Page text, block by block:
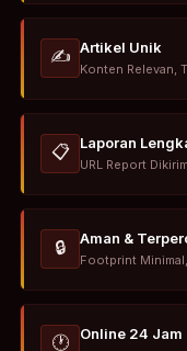
✍️ Artikel Unik
Konten Relevan,
📋 Laporan
URL Report
🔒 Aman &
Footprint
🕐 Online 24 Jam